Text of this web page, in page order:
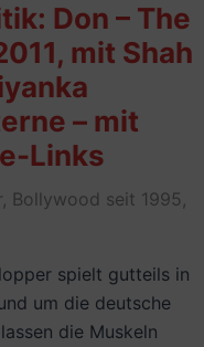
Don – The
mit Shah
– mit
Links
, Bollywood seit 1995 ,
spielt gutteils in
um die deutsche
die Muskeln